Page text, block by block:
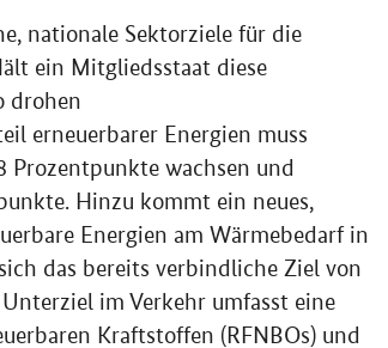
nationale Sektorziele für die
ein Mitgliedsstaat diese
drohen
erneuerbarer Energien muss
Prozentpunkte wachsen und
Hinzu kommt ein neues,
Energien am Wärmebedarf in
das bereits verbindliche Ziel von
im Verkehr umfasst eine
Kraftstoffen (RFNBOs) und